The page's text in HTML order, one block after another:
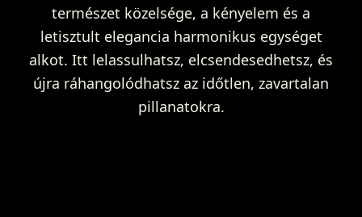
természet közelsége, a kényelem és a
letisztult elegancia harmonikus egységet
alkot. Itt lelassulhatsz, elcsendesedhetsz, és
újra ráhangolódhatsz az időtlen, zavartalan
pillanatokra.